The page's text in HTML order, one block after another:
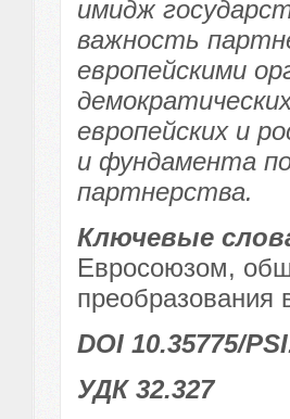
имидж
важность
европейскими
европейских и
и фундамента
партнерства.
Ключевые
Евросоюзом,
преобразования
DOI 10.35775/
УДК 32.327